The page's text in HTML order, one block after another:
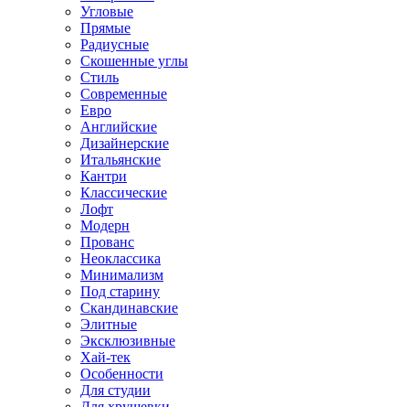
Угловые
Прямые
Радиусные
Скошенные углы
Стиль
Современные
Евро
Английские
Дизайнерские
Итальянские
Кантри
Классические
Лофт
Модерн
Прованс
Неоклассика
Минимализм
Под старину
Скандинавские
Элитные
Эксклюзивные
Хай-тек
Особенности
Для студии